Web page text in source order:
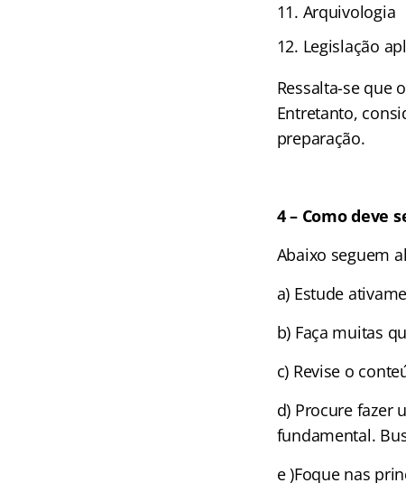
Arquivologia
Legislação
Ressalta-se que
Entretanto,
preparação.
4 – Como deve
Abaixo seguem
a) Estude
b) Faça muitas
c) Revise o
d) Procure fazer
fundamental.
e )Foque nas